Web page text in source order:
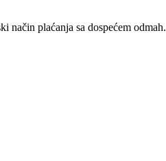
način plaćanja sa dospećem odmah.